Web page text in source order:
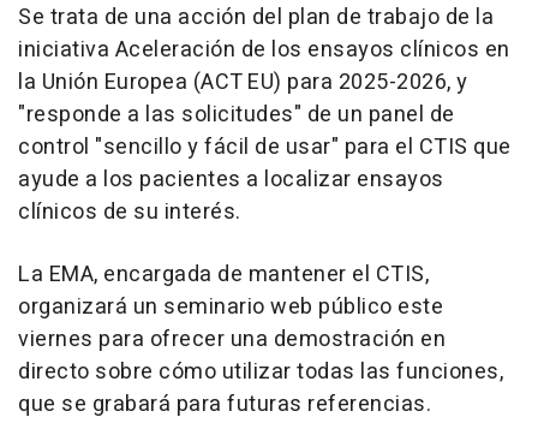
Se trata de una acción del plan de trabajo de la
iniciativa Aceleración de los ensayos clínicos en
la Unión Europea (ACT EU) para 2025-2026, y
"responde a las solicitudes" de un panel de
control "sencillo y fácil de usar" para el CTIS que
ayude a los pacientes a localizar ensayos
clínicos de su interés.
La EMA, encargada de mantener el CTIS,
organizará un seminario web público este
viernes para ofrecer una demostración en
directo sobre cómo utilizar todas las funciones,
que se grabará para futuras referencias.